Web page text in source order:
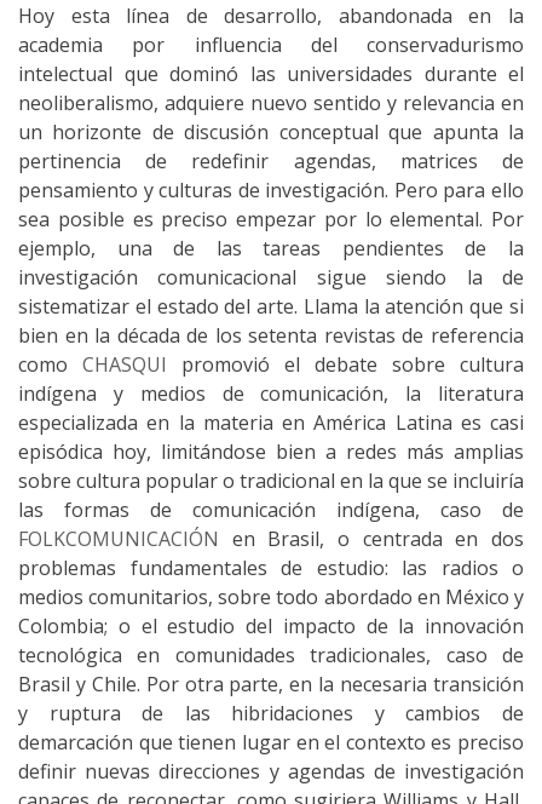
Hoy esta línea de desarrollo, abandonada en la
academia por influencia del conservadurismo
intelectual que dominó las universidades durante el
neoliberalismo, adquiere nuevo sentido y relevancia en
un horizonte de discusión conceptual que apunta la
pertinencia de redefinir agendas, matrices de
pensamiento y culturas de investigación. Pero para ello
sea posible es preciso empezar por lo elemental. Por
ejemplo, una de las tareas pendientes de la
investigación comunicacional sigue siendo la de
sistematizar el estado del arte. Llama la atención que si
bien en la década de los setenta revistas de referencia
como CHASQUI promovió el debate sobre cultura
indígena y medios de comunicación, la literatura
especializada en la materia en América Latina es casi
episódica hoy, limitándose bien a redes más amplias
sobre cultura popular o tradicional en la que se incluiría
las formas de comunicación indígena, caso de
FOLKCOMUNICACIÓN en Brasil, o centrada en dos
problemas fundamentales de estudio: las radios o
medios comunitarios, sobre todo abordado en México y
Colombia; o el estudio del impacto de la innovación
tecnológica en comunidades tradicionales, caso de
Brasil y Chile. Por otra parte, en la necesaria transición
y ruptura de las hibridaciones y cambios de
demarcación que tienen lugar en el contexto es preciso
definir nuevas direcciones y agendas de investigación